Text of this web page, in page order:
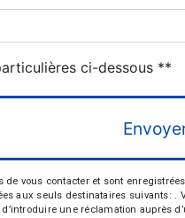
ci-dessous **
vous contacter et sont
aux seuls destinataires suivants: .
une réclamation